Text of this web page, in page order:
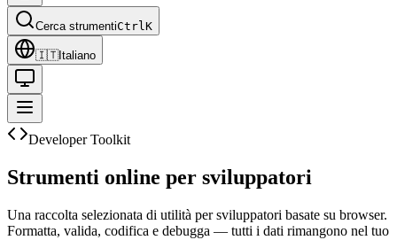
Cerca strumentiCtrlK
🇮🇹Italiano
Developer Toolkit
Strumenti online per sviluppatori
Una raccolta selezionata di utilità per sviluppatori basate su browser.
Formatta, valida, codifica e debugga — tutti i dati rimangono nel tuo